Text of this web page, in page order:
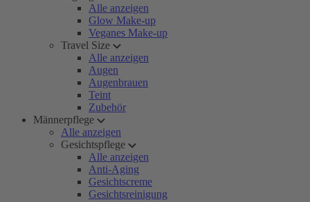
Alle anzeigen
Glow Make-up
Veganes Make-up
Travel Size
Alle anzeigen
Augen
Augenbrauen
Teint
Zubehör
Männerpflege
Alle anzeigen
Gesichtspflege
Alle anzeigen
Anti-Aging
Gesichtscreme
Gesichtsreinigung